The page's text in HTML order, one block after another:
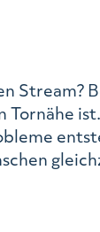
Stream?